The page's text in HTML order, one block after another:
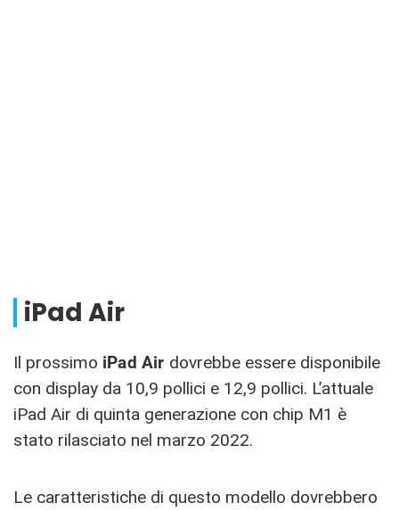
iPad Air
Il prossimo iPad Air dovrebbe essere disponibile
con display da 10,9 pollici e 12,9 pollici. L’attuale
iPad Air di quinta generazione con chip M1 è
stato rilasciato nel marzo 2022.
Le caratteristiche di questo modello dovrebbero